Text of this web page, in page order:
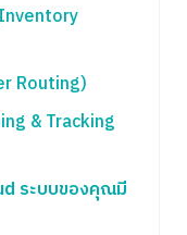
Routing)
& Tracking
ระบบของคุณมี